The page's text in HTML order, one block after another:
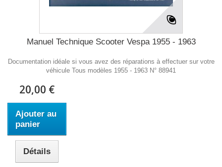
Manuel Technique Scooter Vespa 1955 - 1963
Documentation idéale si vous avez des réparations à effectuer sur votre
véhicule Tous modèles 1955 - 1963 N° 88941
20,00 €
Ajouter au
panier
Détails